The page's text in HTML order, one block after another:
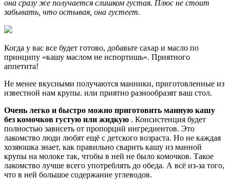
она сразу же получается слишком густая. Плюс не стоит
забывать, что остывая, она густеет.
Когда у вас все будет готово, добавьте сахар и масло по
принципу «кашу маслом не испортишь». Приятного
аппетита!
Не менее вкусными получаются манники, приготовленные из
известной нам крупы. или приятно разнообразят ваш стол.
Очень легко и быстро можно приготовить манную кашу
без комочков густую или жидкую . Консистенция будет
полностью зависеть от пропорций ингредиентов. Это
лакомство люди любят ещё с детского возраста. Но не каждая
хозяюшка знает, как правильно сварить кашу из манной
крупы на молоке так, чтобы в ней не было комочков. Такое
лакомство лучше всего употреблять до обеда. А всё из-за того,
что в ней большое содержание углеводов.